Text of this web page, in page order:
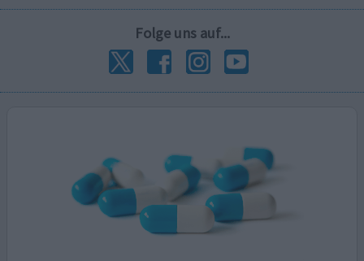
Folge uns auf...